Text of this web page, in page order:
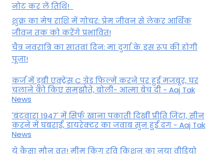
नोट कर लें तिथि!
शुक्र का मेष राशि में गोचर: प्रेम जीवन से लेकर आर्थिक
जीवन तक को करेंगे प्रभावित!
चैत्र नवरात्रि का सातवां दिन: मां दुर्गा के इस रूप की होगी
पूजा!
कर्ज में डूबी एक्ट्रेस C ग्रेड फिल्में करने पर हुई मजबूर, घर
चलाने को किए समझौते, बोली- आत्मा बेच दी - Aaj Tak
News
'बंटवारा 1947' में सिर्फ खाना पकाती दिखीं प्रीति जिंटा, सीन
करने में घबराईं, डायरेक्टर का जवाब सुन हुईं दंग - Aaj Tak
News
ये कैसा मौन व्रत! मीम किंग रवि किशन का नया वीडियो